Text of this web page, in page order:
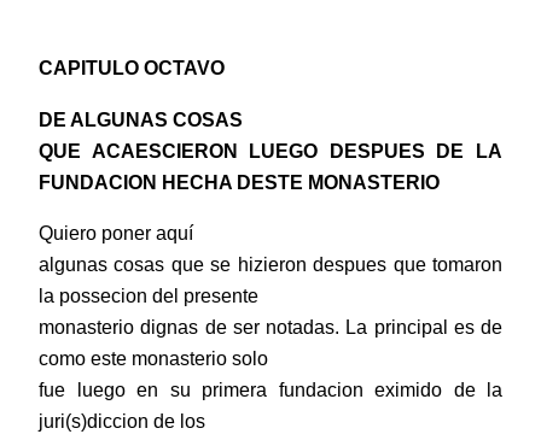
CAPITULO OCTAVO
DE ALGUNAS COSAS
QUE ACAESCIERON LUEGO DESPUES DE LA
FUNDACION HECHA DESTE MONASTERIO
Quiero poner aquí
algunas cosas que se hizieron despues que tomaron
la possecion del presente
monasterio dignas de ser notadas. La principal es de
como este monasterio solo
fue luego en su primera fundacion eximido de la
juri(s)diccion de los